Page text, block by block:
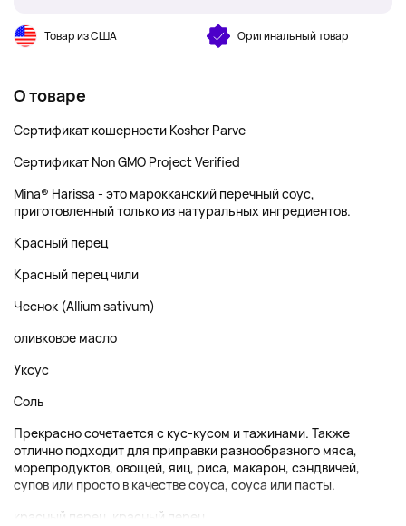
Товар из США Оригинальный товар
О товаре
Сертификат кошерности Kosher Parve
Сертификат Non GMO Project Verified
Mina® Harissa - это марокканский перечный соус,
приготовленный только из натуральных ингредиентов.
Красный перец
Красный перец чили
Чеснок (Allium sativum)
оливковое масло
Уксус
Соль
Прекрасно сочетается с кус-кусом и тажинами. Также
отлично подходит для приправки разнообразного мяса,
морепродуктов, овощей, яиц, риса, макарон, сэндвичей,
супов или просто в качестве соуса, соуса или пасты.
красный перец, красный перец...